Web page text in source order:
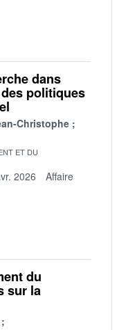
dans
des politiques
Christophe
ET DU
2026
Affaire
du
sur la